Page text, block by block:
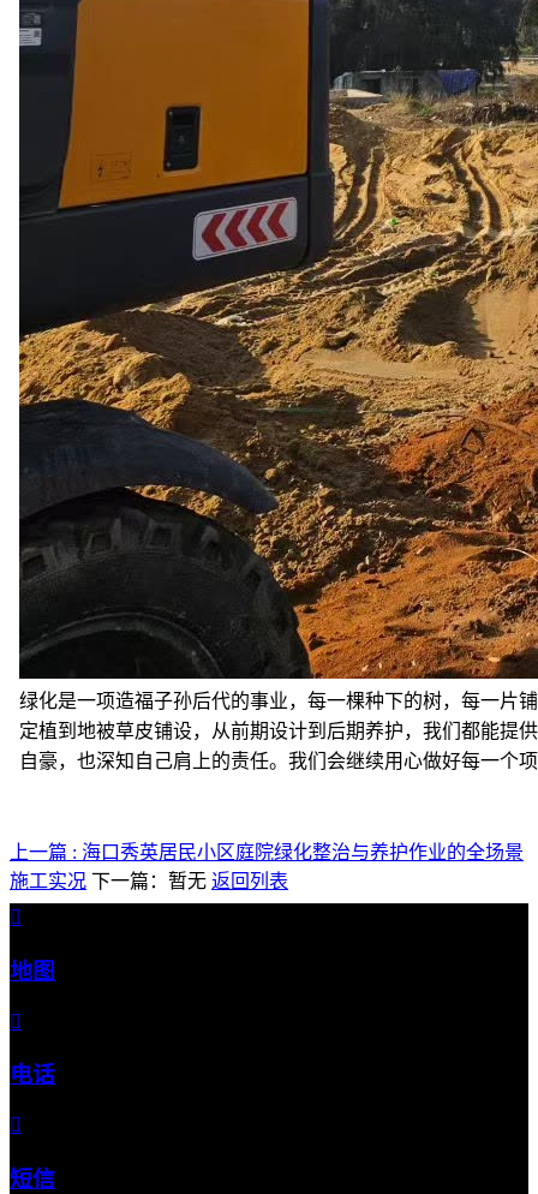
绿化是一项造福子孙后代的事业，每一棵种下的树，每一片
定植到地被草皮铺设，从前期设计到后期养护，我们都能提
自豪，也深知自己肩上的责任。我们会继续用心做好每一个
上一篇 : 海口秀英居民小区庭院绿化整治与养护作业的全场景
施工实况 下一篇：暂无 返回列表

地图

电话

短信